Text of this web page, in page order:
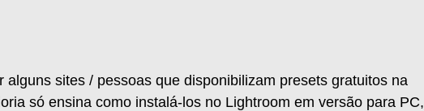
alguns sites / pessoas que disponibilizam presets gratuitos na
só ensina como instalá-los no Lightroom em versão para PC,